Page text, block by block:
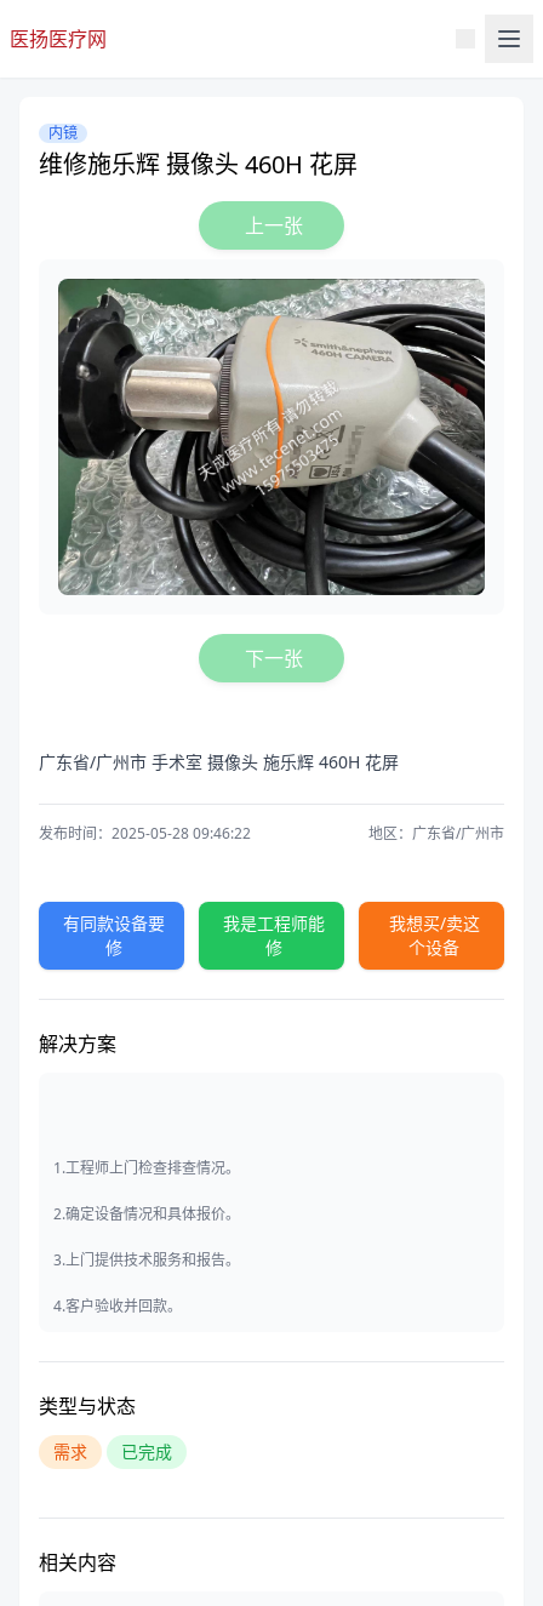
医扬医疗网
内镜
维修施乐辉 摄像头 460H 花屏
上一张
下一张
广东省/广州市 手术室 摄像头 施乐辉 460H 花屏
发布时间：2025-05-28 09:46:22 地区：广东省/广州市
有同款设备要
修
我是工程师能
修
我想买/卖这
个设备
解决方案
1.工程师上门检查排查情况。
2.确定设备情况和具体报价。
3.上门提供技术服务和报告。
4.客户验收并回款。
类型与状态
需求 已完成
相关内容